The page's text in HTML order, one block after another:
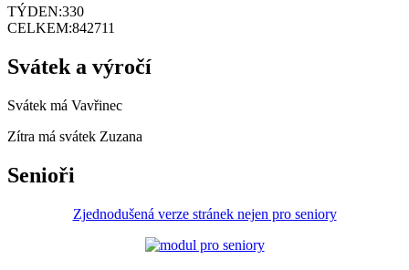
TÝDEN:330
CELKEM:842711
Svátek a výročí
Svátek má Vavřinec
Zítra má svátek Zuzana
Senioři
Zjednodušená verze stránek nejen pro seniory